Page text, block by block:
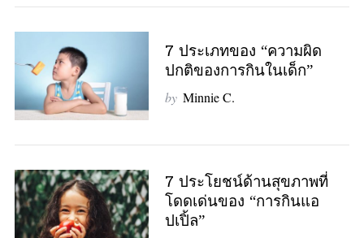
7 ประเภทของ “ความผิด
ปกติของการกินในเด็ก”
by Minnie C.
7 ประโยชน์ด้านสุขภาพที่
โดดเด่นของ “การกินแอ
ปเปิ้ล”